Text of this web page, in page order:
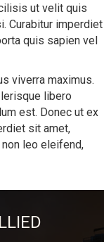
ut velit quis
Curabitur imperdiet
quis sapien vel
viverra maximus.
libero
est. Donec ut ex
sit amet,
leo eleifend,